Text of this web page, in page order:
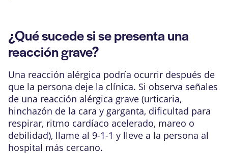
¿Qué sucede si se presenta una
reacción grave?
Una reacción alérgica podría ocurrir después de
que la persona deje la clínica. Si observa señales
de una reacción alérgica grave (urticaria,
hinchazón de la cara y garganta, dificultad para
respirar, ritmo cardíaco acelerado, mareo o
debilidad), llame al 9-1-1 y lleve a la persona al
hospital más cercano.